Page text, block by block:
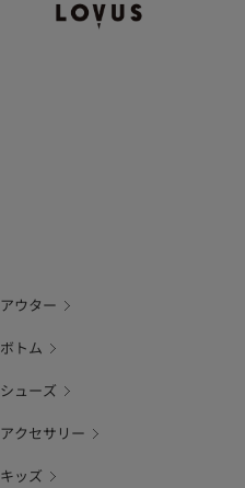
アウター
ボトム
シューズ
アクセサリー
キッズ